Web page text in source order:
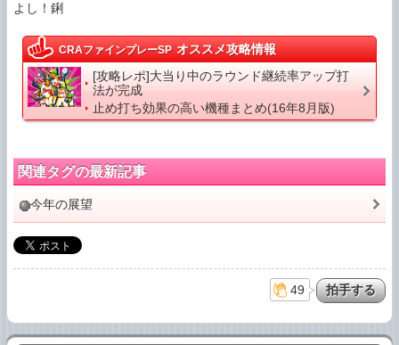
よし！鋓
CRAファインプレーSP オススメ攻略情報
[攻略レポ]大当り中のラウンド継続率アップ打
法が完成
止め打ち効果の高い機種まとめ(16年8月版)
関連タグの最新記事
今年の展望
49